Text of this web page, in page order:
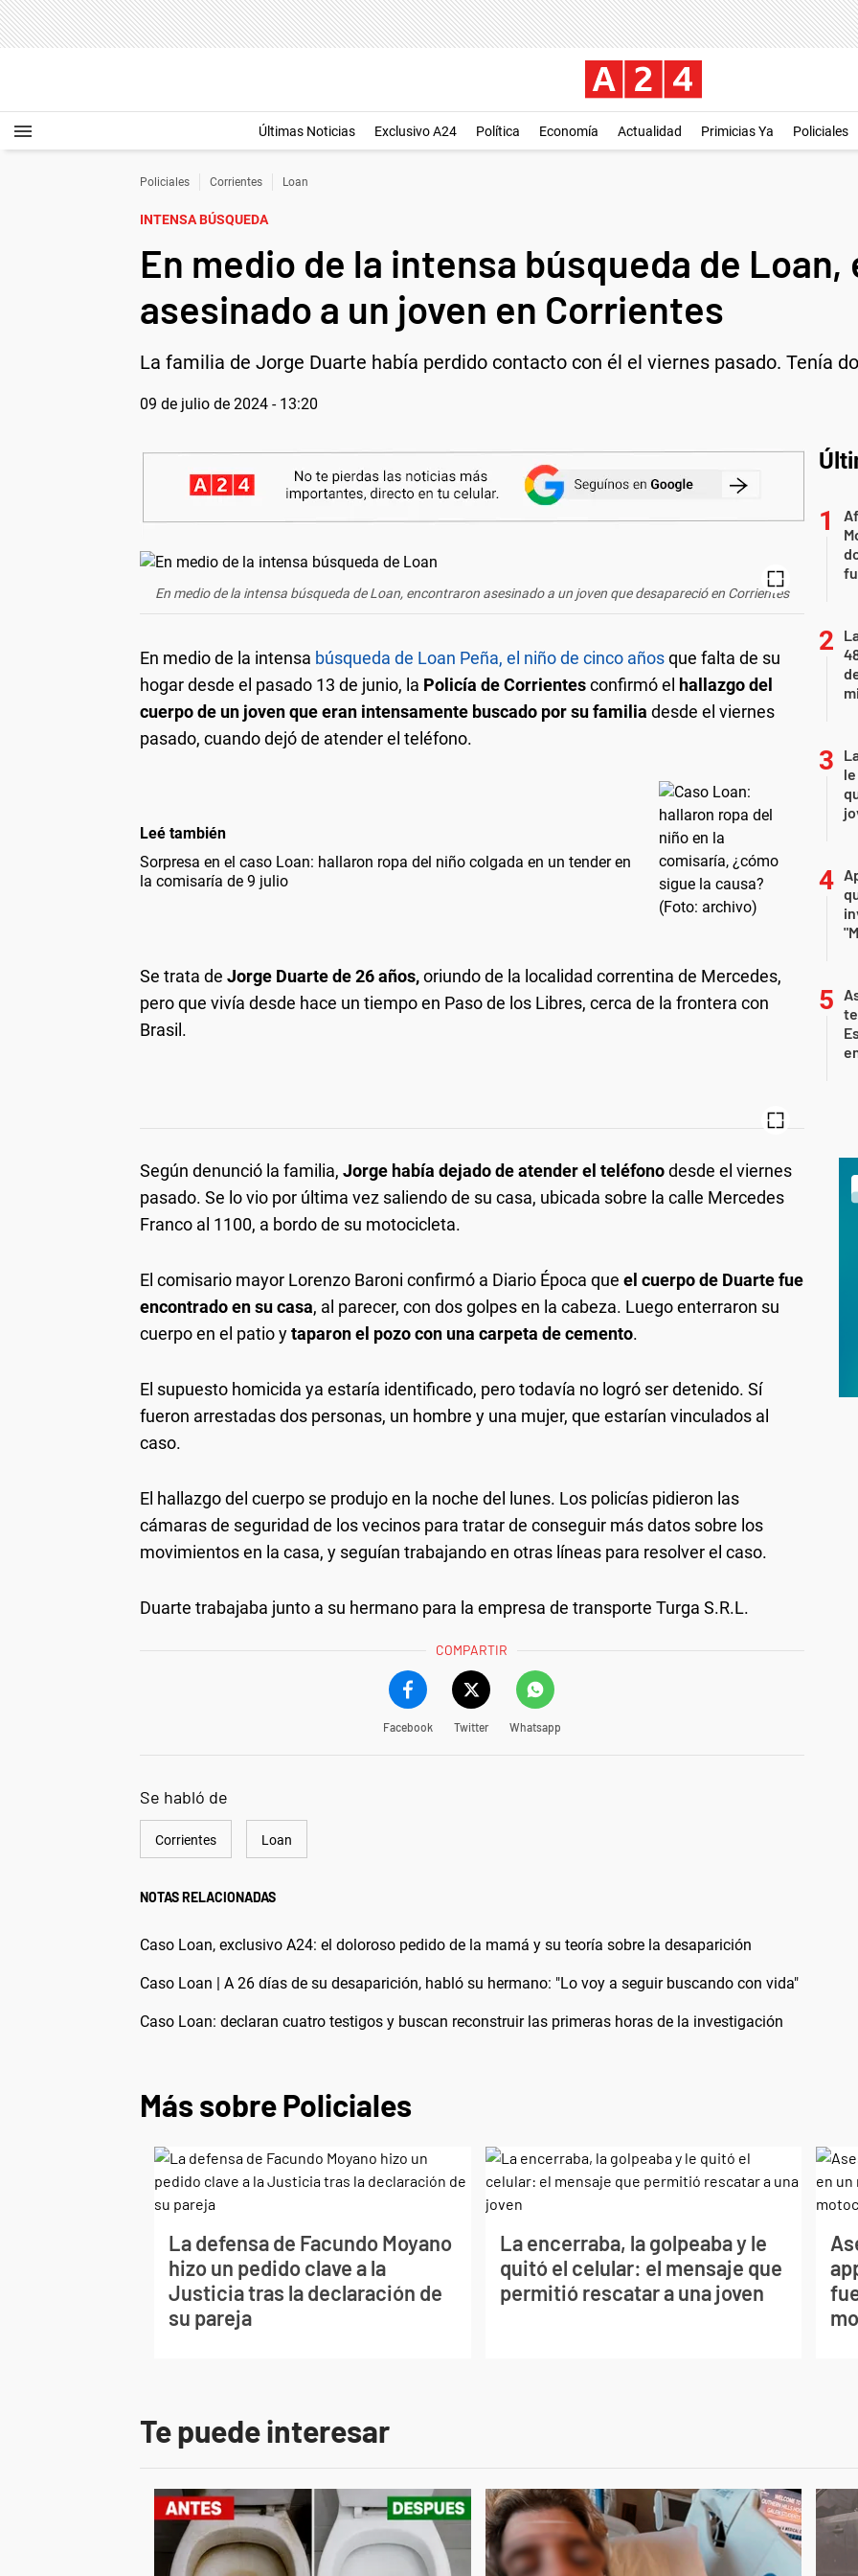
Últimas Noticias Exclusivo A24 Política Economía Actualidad Primicias Ya Policiales
Policiales Corrientes Loan
INTENSA BÚSQUEDA
En medio de la intensa búsqueda de
asesinado a un joven en Corrientes
La familia de Jorge Duarte había perdido contacto con él el viernes pasado. Tenía
09 de julio de 2024 - 13:20
En medio de la intensa búsqueda de Loan, encontraron asesinado a un joven que desapareció en Corrientes
En medio de la intensa búsqueda de Loan Peña, el niño de cinco añosque falta de su
hogar desde el pasado 13 de junio, la Policía de Corrientesconfirmó el hallazgo del
cuerpo de un joven que eran intensamente buscado por su familia desde el viernes
pasado, cuando dejó de atender el teléfono.
Leé también
Sorpresa en el caso Loan: hallaron ropa del niño colgada en un tender en
la comisaría de 9 julio
Se trata de Jorge Duarte de 26 años,oriundo de la localidad correntina de Mercedes,
pero que vivía desde hace un tiempo en Paso de los Libres, cerca de la frontera con
Brasil.
Según denunció la familia, Jorge había dejado de atender el teléfonodesde el viernes
pasado. Se lo vio por última vez saliendo de su casa, ubicada sobre la calle Mercedes
Franco al 1100, a bordo de su motocicleta.
El comisario mayor Lorenzo Baroni confirmó a Diario Época que el cuerpo de Duarte fue
encontrado en su casa, al parecer, con dos golpes en la cabeza. Luego enterraron su
cuerpo en el patio ytaparon el pozo con una carpeta de cemento.
El supuesto homicida ya estaría identificado, pero todavía no logró ser detenido. Sí
fueron arrestadas dos personas, un hombre y una mujer, que estarían vinculados al
caso.
El hallazgo del cuerpo se produjo en la noche del lunes. Los policías pidieron las
cámaras de seguridad de los vecinos para tratar de conseguir más datos sobre los
movimientos en la casa, y seguían trabajando en otras líneas para resolver el caso.
Duarte trabajaba junto a su hermano para la empresa de transporte Turga S.R.L.
COMPARTIR
Facebook Twitter Whatsapp
Se habló de
Corrientes Loan
NOTAS RELACIONADAS
Caso Loan, exclusivo A24: el doloroso pedido de la mamá y su teoría sobre la desaparición
Caso Loan | A 26 días de su desaparición, habló su hermano: "Lo voy a seguir buscando con vida"
Caso Loan: declaran cuatro testigos y buscan reconstruir las primeras horas de la investigación
Más sobre Policiales
La defensa de Facundo Moyano
hizo un pedido clave a la
Justicia tras la declaración de
su pareja
La encerraba, la golpeaba y le
quitó el celular: el mensaje que
permitió rescatar a una joven
Te puede interesar